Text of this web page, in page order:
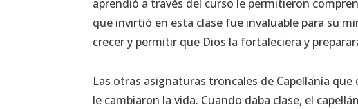
aprendió a través del curso le permitieron
que invirtió en esta clase fue invaluable para su
crecer y permitir que Dios la fortaleciera y
Las otras asignaturas troncales de Capellanía
le cambiaron la vida. Cuando daba clase, el